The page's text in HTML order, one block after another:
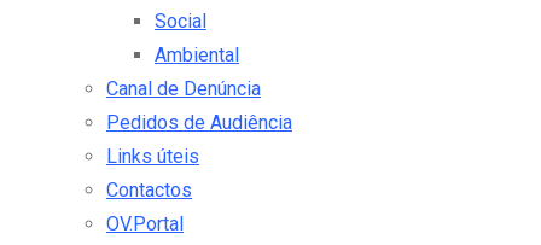
Social
Ambiental
Canal de Denúncia
Pedidos de Audiência
Links úteis
Contactos
OV.Portal